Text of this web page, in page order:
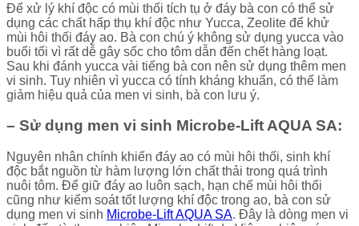
Để xử lý khí độc có mùi thối tích tụ ở đáy bà con có thể sử
dụng các chất hấp thụ khí độc như Yucca, Zeolite để khử
mùi hôi thối đáy ao. Bà con chú ý không sử dụng yucca vào
buổi tối vì rất dễ gây sốc cho tôm dẫn đến chết hàng loạt.
Sau khi đánh yucca vài tiếng bà con nên sử dụng thêm men
vi sinh. Tuy nhiên vì yucca có tính kháng khuẩn, có thể làm
giảm hiệu quả của men vi sinh, bà con lưu ý.
– Sử dụng men vi sinh Microbe-Lift AQUA SA:
Nguyên nhân chính khiến đáy ao có mùi hôi thối, sinh khí
độc bắt nguồn từ hàm lượng lớn chất thải trong quá trình
nuôi tôm. Để giữ đáy ao luôn sạch, hạn chế mùi hôi thối
cũng như kiểm soát tốt lượng khí độc trong ao, bà con sử
dụng men vi sinh Microbe-Lift AQUA SA. Đây là dòng men vi